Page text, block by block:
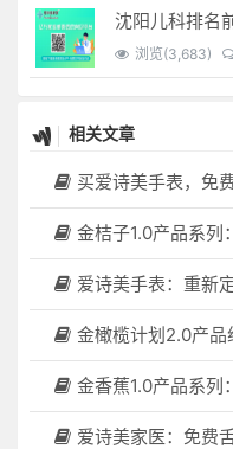
沈阳儿科排名
浏览(3,683)
相关文章
买爱诗美手表，免费赠送价值
金桔子1.0产品系列：家医AI慢病管理项
爱诗美手表：重新定义智
金橄榄计划2.0产品组合系列：健康分布机（健康一体
金香蕉1.0产品系列：爱诗美家医健康分布机，
爱诗美家医：免费